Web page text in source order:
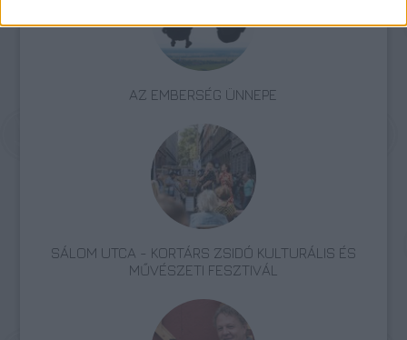
AZ EMBERSÉG ÜNNEPE
SÁLOM UTCA - KORTÁRS ZSIDÓ KULTURÁLIS ÉS
MŰVÉSZETI FESZTIVÁL